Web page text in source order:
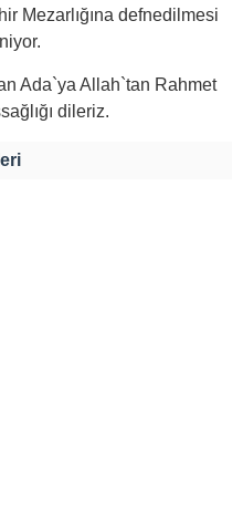
Mezarlığına defnedilmesi
Ada`ya Allah`tan Rahmet
dileriz.